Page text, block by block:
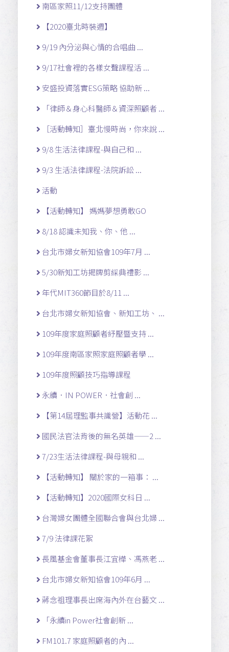
南區家照11/12支持團體
【2020臺北時裝週】
9/19 內分泌與心情的合唱曲 ...
9/17社會裡的各樣女聲課程活 ...
安盛投資落實ESG策略 協助新 ...
「律師＆身心科醫師＆資深照顧者 ...
［活動轉知］臺北慢時尚，你來說 ...
9/8 生活法律課程-與自己和 ...
9/3 生活法律課程-法院訴訟 ...
活動
【活動轉知】 媽媽夢想勇敢GO
8/18 認識未知我、你、他 ...
台北市婦女新知協會109年7月 ...
5/30新知工坊揭牌剪綵典禮影 ...
年代MIT360節目於8/11 ...
台北市婦女新知協會、新知工坊、 ...
109年度家庭照顧者紓壓暨支持 ...
109年度南區家照家庭照顧者學 ...
109年度照顧技巧指導課程
永續．IN POWER．社會創 ...
【第14屆理監事共識營】活動花 ...
國民法官法背後的無名英雄——2 ...
7/23生活法律課程-與母親和 ...
【活動轉知】 關於家的一箱事： ...
【活動轉知】2020國際女科日 ...
台灣婦女團體全國聯合會與台北婦 ...
7/9 法律課花絮
長風基金會董事長江宜樺、馮燕老 ...
台北市婦女新知協會109年6月 ...
蔣念祖理事長出席海內外在台藝文 ...
「永續in Power社會創新 ...
FM101.7 家庭照顧者的內 ...